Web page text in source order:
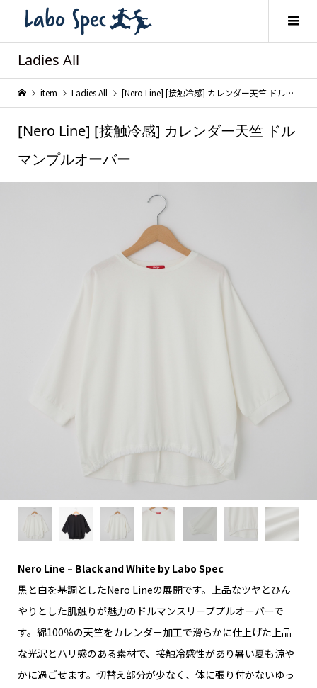
Ladies All
item Ladies All [Nero Line] [接触冷感] カレンダー天竺 ドルマンプルオーバー
[Nero Line] [接触冷感] カレンダー天竺 ドル
マンプルオーバー
Nero Line – Black and White by Labo Spec
黒と白を基調としたNero Lineの展開です。上品なツヤとひん
やりとした肌触りが魅力のドルマンスリーブプルオーバーで
す。綿100％の天竺をカレンダー加工で滑らかに仕上げた上品
な光沢とハリ感のある素材で、接触冷感性があり暑い夏も涼や
かに過ごせます。切替え部分が少なく、体に張り付かないゆっ